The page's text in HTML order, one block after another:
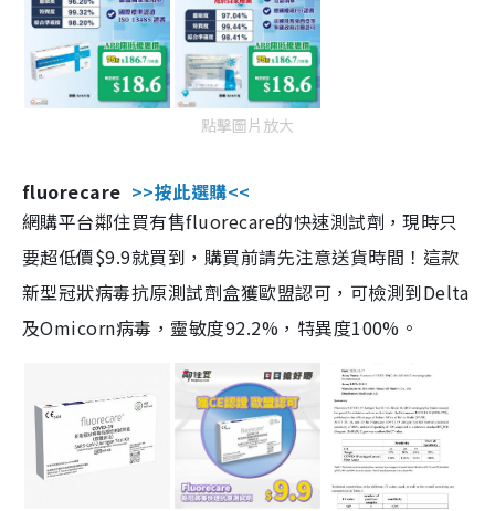
點擊圖片放大
fluorecare >>按此選購<<
網購平台鄰住買有售fluorecare的快速測試劑，現時只
要超低價$9.9就買到，購買前請先注意送貨時間！這款
新型冠狀病毒抗原測試劑盒獲歐盟認可，可檢測到Delta
及Omicorn病毒，靈敏度92.2%，特異度100%。